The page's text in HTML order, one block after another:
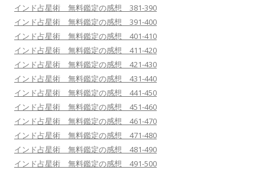
インド占星術 無料鑑定の感想 381-390
インド占星術 無料鑑定の感想 391-400
インド占星術 無料鑑定の感想 401-410
インド占星術 無料鑑定の感想 411-420
インド占星術 無料鑑定の感想 421-430
インド占星術 無料鑑定の感想 431-440
インド占星術 無料鑑定の感想 441-450
インド占星術 無料鑑定の感想 451-460
インド占星術 無料鑑定の感想 461-470
インド占星術 無料鑑定の感想 471-480
インド占星術 無料鑑定の感想 481-490
インド占星術 無料鑑定の感想 491-500